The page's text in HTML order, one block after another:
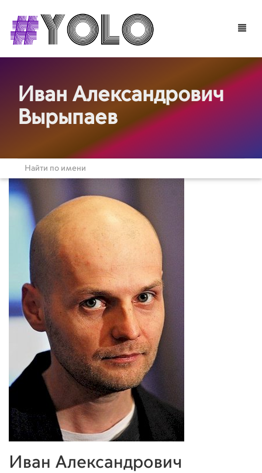
Toggle
Иван Александрович
Вырыпаев
Иван Александрович